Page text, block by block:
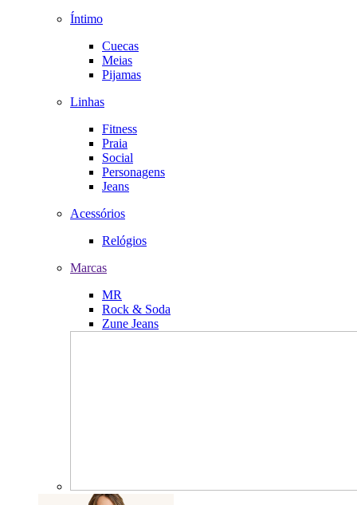
Íntimo
Cuecas
Meias
Pijamas
Linhas
Fitness
Praia
Social
Personagens
Jeans
Acessórios
Relógios
Marcas
MR
Rock & Soda
Zune Jeans